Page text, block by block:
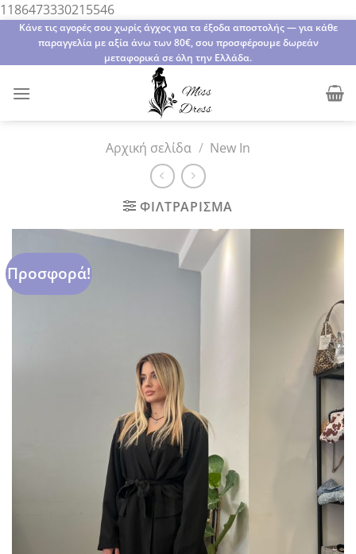
1186473330215546Μετάβαση
στο
περιεχόμενο
Κάνε τις αγορές σου χωρίς άγχος για τα έξοδα αποστολής — για κάθε
παραγγελία με αξία άνω των 80€, σου προσφέρουμε δωρεάν
μεταφορικά σε όλη την Ελλάδα.
Αρχική σελίδα / New In
ΦΙΛΤΡΆΡΙΣΜΑ
Προσφορά!